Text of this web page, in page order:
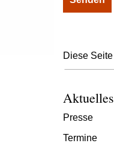
Diese Seite
Aktuelles
Presse
Termine